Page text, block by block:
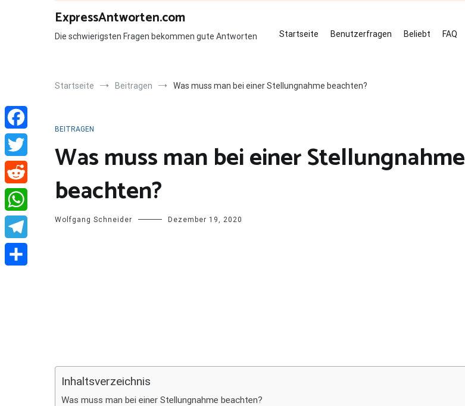
ExpressAntworten.com
Die schwierigsten Fragen bekommen gute Antworten Startseite Benutzerfragen Beliebt FAQ
Startseite Beitragen Was muss man bei einer Stellungnahme beachten?
BEITRAGEN
Was muss man bei einer Stellungnahme
beachten?
Wolfgang Schneider Dezember 19, 2020
Inhaltsverzeichnis
Was muss man bei einer Stellungnahme beachten?
Facebook
Twitter
Reddit
WhatsApp
Telegram